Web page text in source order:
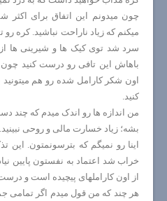
چون میدونم این اتفاق برای اکثر
میکنم که زیاد ناراحت نباشید. کره رو
سرد شد توی کیک ها و شیرینی ها
باهاش این تافی رو درست کنید چون
اون شکر کارامل شده رو هم
کنید.
من اندازه ها رو اندک میدم که چند
بشه؛ زیاد خسارت مالی و روحی نبینید.
اینا رو نمیگم که بترسونمتون. این
خراب شد اعتماد به نفستون پایین
از اون کاراملهای پیچیده است و
هر چند که من قول میدم اگر تمامی